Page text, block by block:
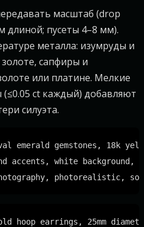
масштаб (drop
длиной; пусеты 4–8 мм).
металла: изумруды и
сапфиры и
или платине. Мелкие
ct каждый) добавляют
силуэта.
emerald gemstones, 18k
accents, white background,
hoop earrings, 25mm